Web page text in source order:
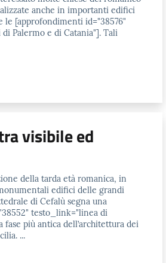
anche in importanti edifici
le [approfondimenti id="38576"
Palermo e di Catania"]. Tali
visibile ed
della tarda età romanica, in
edifici delle grandi
di Cefalù segna una
testo_link="linea di
fase più antica dell’architettura dei
...